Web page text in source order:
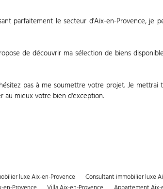
parfaitement le secteur d'Aix-en-Provence, je
de découvrir ma sélection de biens
pas à me soumettre votre projet. Je mettrai
au mieux votre bien d'exception.
luxe Aix-en-Provence Consultant immobilier luxe